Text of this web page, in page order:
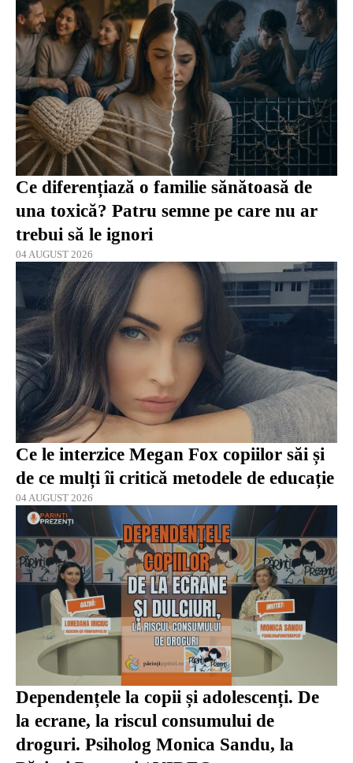
Ce diferențiază o familie sănătoasă de
una toxică? Patru semne pe care nu ar
trebui să le ignori
04 AUGUST 2026
Ce le interzice Megan Fox copiilor săi și
de ce mulți îi critică metodele de educație
04 AUGUST 2026
Dependențele la copii și adolescenți. De
la ecrane, la riscul consumului de
droguri. Psiholog Monica Sandu, la